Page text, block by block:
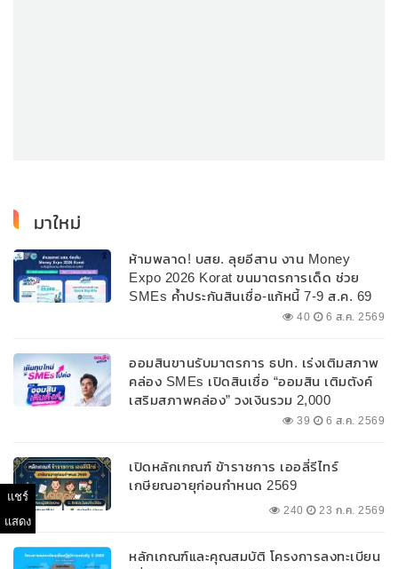
แชร์
แสดง
มาใหม่
ห้ามพลาด! บสย. ลุยอีสาน งาน Money
Expo 2026 Korat ขนมาตรการเด็ด ช่วย
SMEs ค้ำประกันสินเชื่อ-แก้หนี้ 7-9 ส.ค. 69
40 6 ส.ค. 2569
ออมสินขานรับมาตรการ ธปท. เร่งเติมสภาพ
คล่อง SMEs เปิดสินเชื่อ “ออมสิน เติมตังค์
เสริมสภาพคล่อง” วงเงินรวม 2,000
ลบ.สนับสนุนเงินทุนหมุนเวียนวงเงินกู้สูงสุด
39 6 ส.ค. 2569
เปิดหลักเกณฑ์ ข้าราชการ เออลี่รีไทร์
เกษียณอายุก่อนกำหนด 2569
240 23 ก.ค. 2569
หลักเกณฑ์และคุณสมบัติ โครงการลงทะเบียน